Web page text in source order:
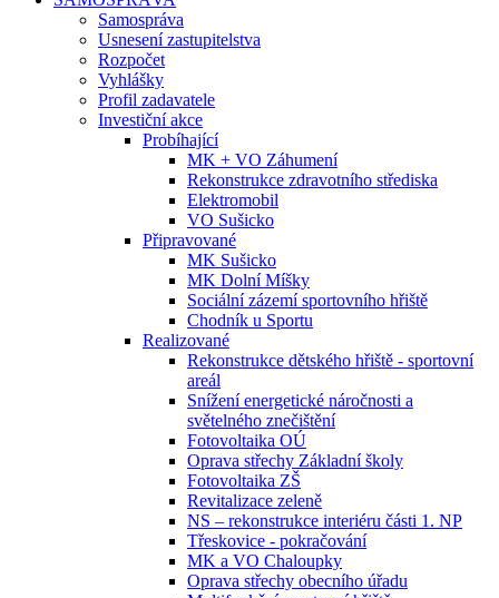
Samospráva
Usnesení zastupitelstva
Rozpočet
Vyhlášky
Profil zadavatele
Investiční akce
Probíhající
MK + VO Záhumení
Rekonstrukce zdravotního střediska
Elektromobil
VO Sušicko
Připravované
MK Sušicko
MK Dolní Míšky
Sociální zázemí sportovního hřiště
Chodník u Sportu
Realizované
Rekonstrukce dětského hřiště - sportovní
areál
Snížení energetické náročnosti a
světelného znečištění
Fotovoltaika OÚ
Oprava střechy Základní školy
Fotovoltaika ZŠ
Revitalizace zeleně
NS – rekonstrukce interiéru části 1. NP
Třeskovice - pokračování
MK a VO Chaloupky
Oprava střechy obecního úřadu